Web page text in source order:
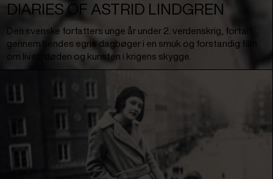
DIARIES OF ASTRID LINDGREN
Den svenske forfatters unge år under 2. verdenskrig, fortalt
gennem hendes egne dagbøger i en smuk og forstandig film
om livet, døden og kunsten i krigens skygge.